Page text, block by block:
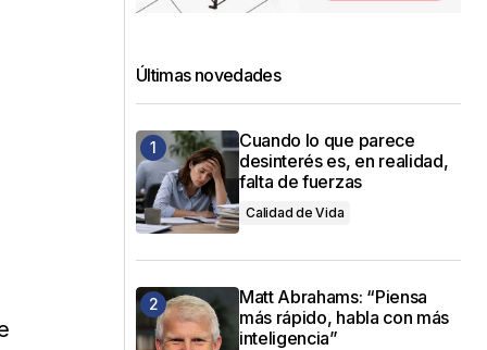
Últimas novedades
Cuando lo que parece
desinterés es, en realidad,
falta de fuerzas
Calidad de Vida
Matt Abrahams: “Piensa
más rápido, habla con más
inteligencia”